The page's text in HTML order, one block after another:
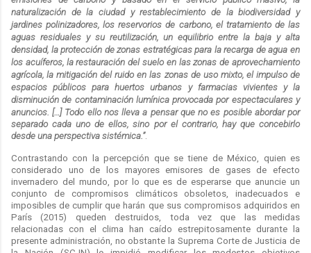
naturalización de la ciudad y restablecimiento de la biodiversidad y
jardines polinizadores, los reservorios de carbono, el tratamiento de las
aguas residuales y su reutilización, un equilibrio entre la baja y alta
densidad, la protección de zonas estratégicas para la recarga de agua en
los acuíferos, la restauración del suelo en las zonas de aprovechamiento
agrícola, la mitigación del ruido en las zonas de uso mixto, el impulso de
espacios públicos para huertos urbanos y farmacias vivientes y la
disminución de contaminación lumínica provocada por espectaculares y
anuncios.[…] Todo ello nos lleva a pensar que no es posible abordar por
separado cada uno de ellos, sino por el contrario, hay que concebirlo
desde una perspectiva sistémica. ”.
Contrastando con la percepción que se tiene de México, quien es
considerado uno de los mayores emisores de gases de efecto
invernadero del mundo, por lo que es de esperarse que anuncie un
conjunto de compromisos climáticos obsoletos, inadecuados e
imposibles de cumplir que harán que sus compromisos adquiridos en
París (2015) queden destruidos, toda vez que las medidas
relacionadas con el clima han caído estrepitosamente durante la
presente administración, no obstante la Suprema Corte de Justicia de